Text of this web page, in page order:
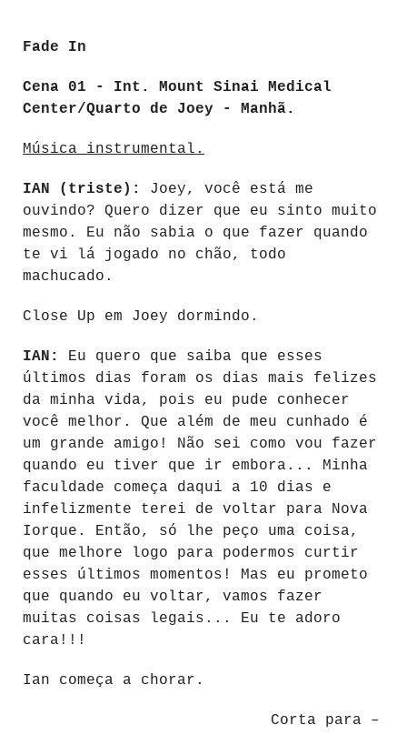
Fade In
Cena 01 - Int. Mount Sinai Medical
Center/Quarto de Joey - Manhã.
Música instrumental.
IAN (triste):
Joey, você está me
ouvindo? Quero dizer que eu sinto muito
mesmo. Eu não sabia o que fazer quando
te vi lá jogado no chão, todo
machucado.
Close Up em Joey dormindo.
IAN:
Eu quero que saiba que esses
últimos dias foram os dias mais felizes
da minha vida, pois eu pude conhecer
você melhor. Que além de meu cunhado é
um grande amigo! Não sei como vou fazer
quando eu tiver que ir embora... Minha
faculdade começa daqui a 10 dias e
infelizmente terei de voltar para Nova
Iorque. Então, só lhe peço uma coisa,
que melhore logo para podermos curtir
esses últimos momentos! Mas eu prometo
que quando eu voltar, vamos fazer
muitas coisas legais... Eu te adoro
cara!!!
Ian começa a chorar.
Corta para –